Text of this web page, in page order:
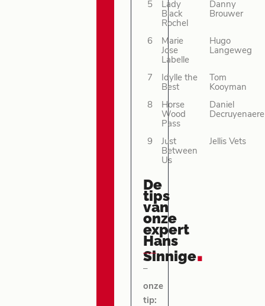
5
Lady
Black
Rochel
Danny
Brouwer
6
Marie
Jose
Labelle
Hugo
Langeweg
7
Idylle the
Best
Tom
Kooyman
8
Horse
Wood
Pass
Daniel
Decruyenaere
9
Just
Between
Us
Jellis Vets
De
tips
van
onze
expert
Hans
Sinnige.
–
onze
tip: